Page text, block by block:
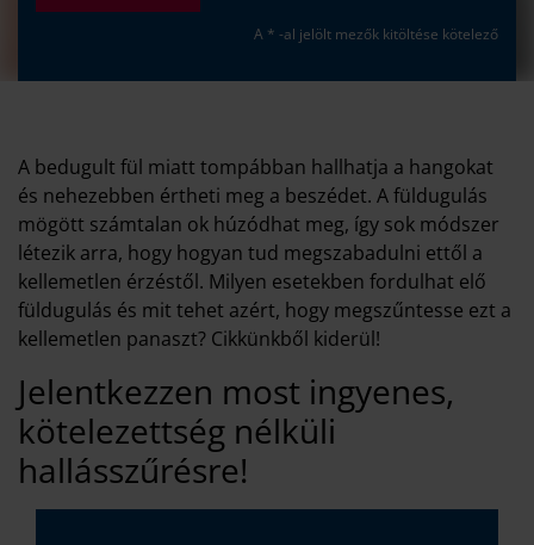
A * -al jelölt mezők kitöltése kötelező
A bedugult fül miatt tompábban hallhatja a hangokat
és nehezebben értheti meg a beszédet. A füldugulás
mögött számtalan ok húzódhat meg, így sok módszer
létezik arra, hogy hogyan tud megszabadulni ettől a
kellemetlen érzéstől. Milyen esetekben fordulhat elő
füldugulás és mit tehet azért, hogy megszűntesse ezt a
kellemetlen panaszt? Cikkünkből kiderül!
Jelentkezzen most ingyenes,
kötelezettség nélküli
hallásszűrésre!